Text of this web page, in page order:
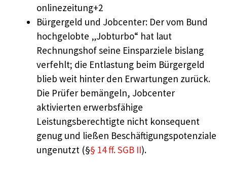
onlinezeitung+2
Bürgergeld und Jobcenter: Der vom Bund
hochgelobte „Jobturbo“ hat laut
Rechnungshof seine Einsparziele bislang
verfehlt; die Entlastung beim Bürgergeld
blieb weit hinter den Erwartungen zurück.
Die Prüfer bemängeln, Jobcenter
aktivierten erwerbsfähige
Leistungsberechtigte nicht konsequent
genug und ließen Beschäftigungspotenziale
ungenutzt (§§ 14 ff. SGB II).